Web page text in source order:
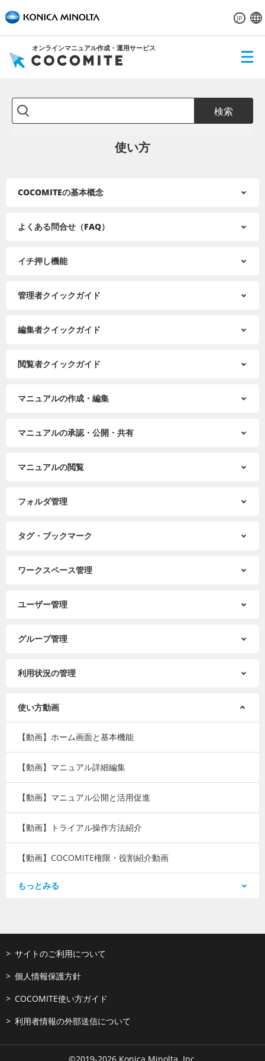
JP
オンラインマニュアル作成・運用サービス
ME
検索
使い方
COCOMITEの基本概念
よくある問合せ（FAQ）
イチ押し機能
管理者クイックガイド
編集者クイックガイド
閲覧者クイックガイド
マニュアルの作成・編集
マニュアルの承認・公開・共有
マニュアルの閲覧
フォルダ管理
タグ・ブックマーク
ワークスペース管理
ユーザー管理
グループ管理
利用状況の管理
使い方動画
【動画】ホーム画面と基本機能
【動画】マニュアル詳細編集
【動画】マニュアル公開と活用促進
【動画】トライアル操作方法紹介
【動画】COCOMITE権限・役割紹介動画
【動画】管理者向け操作方法
【動画】閲覧者向け操作方法
もっとみる
サイトのご利用について
個人情報保護方針
COCOMITE使い方ガイド
利用者情報の外部送信について